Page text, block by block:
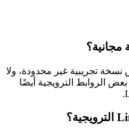
تجريبية غير محدودة، ولا
20 كلمة. تقدم بعض الروابط الترويجية أيضًا